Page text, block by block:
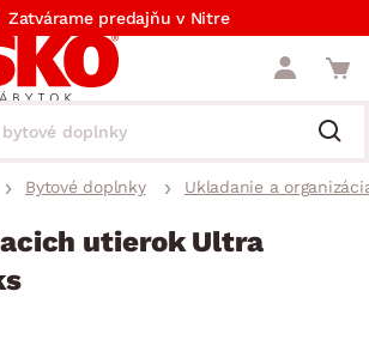
Zatvárame predajňu v Nitre
Bytové doplnky Ukladanie a
utierok Ultra